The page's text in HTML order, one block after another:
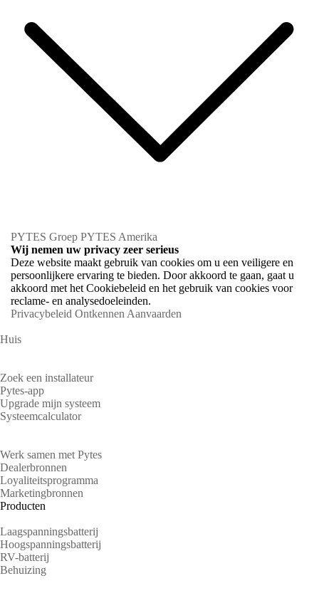
PYTES Groep PYTES Amerika
Wij nemen uw privacy zeer serieus
Deze website maakt gebruik van cookies om u een veiligere en
persoonlijkere ervaring te bieden. Door akkoord te gaan, gaat u
akkoord met het Cookiebeleid en het gebruik van cookies voor
reclame- en analysedoeleinden.
Privacybeleid Ontkennen Aanvaarden
Huis
Zoek een installateur
Pytes-app
Upgrade mijn systeem
Systeemcalculator
Werk samen met Pytes
Dealerbronnen
Loyaliteitsprogramma
Marketingbronnen
Producten
Laagspanningsbatterij
Hoogspanningsbatterij
RV-batterij
Behuizing